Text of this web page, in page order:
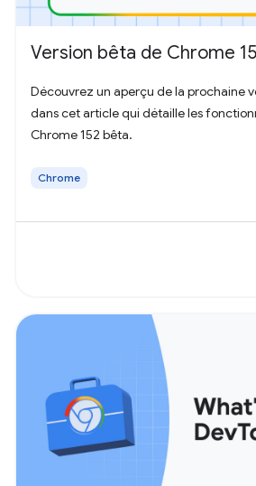
Version bêta de Chrome
Découvrez un aperçu de la prochaine
dans cet article qui détaille les
Chrome 152 bêta.
Chrome